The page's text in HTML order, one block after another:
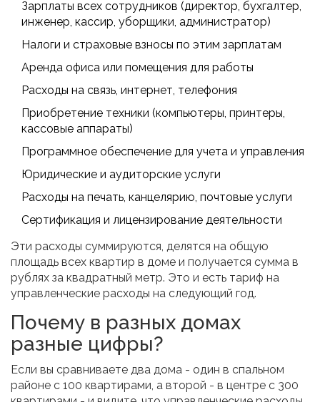
Зарплаты всех сотрудников (директор, бухгалтер,
инженер, кассир, уборщики, администратор)
Налоги и страховые взносы по этим зарплатам
Аренда офиса или помещения для работы
Расходы на связь, интернет, телефония
Приобретение техники (компьютеры, принтеры,
кассовые аппараты)
Программное обеспечение для учета и управления
Юридические и аудиторские услуги
Расходы на печать, канцелярию, почтовые услуги
Сертификация и лицензирование деятельности
Эти расходы суммируются, делятся на общую
площадь всех квартир в доме и получается сумма в
рублях за квадратный метр. Это и есть тариф на
управленческие расходы на следующий год.
Почему в разных домах
разные цифры?
Если вы сравниваете два дома - один в спальном
районе с 100 квартирами, а второй - в центре с 300